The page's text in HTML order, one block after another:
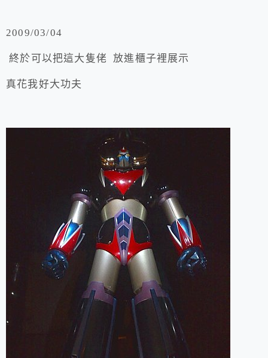
2009/03/04
終於可以把這大隻佬 放進櫃子裡展示
真花我好大功夫